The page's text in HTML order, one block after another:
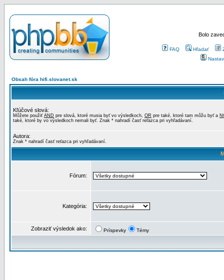
Bolo
FAQ Hľadať
Obsah fóra hifi.slovanet.sk
Kľúčové slová:
Môžete použiť AND pre slová, ktoré musia byť vo výsledkoch, OR pre také, ktoré tam môžu byť a
také, ktoré by vo výsledkoch nemali byť. Znak * nahradí časť reťazca pri vyhľadávaní.
Autora:
Znak * nahradí časť reťazca pri vyhľadávaní.
Fórum:
Kategória:
Zobraziť výsledok ako: Príspevky Témy